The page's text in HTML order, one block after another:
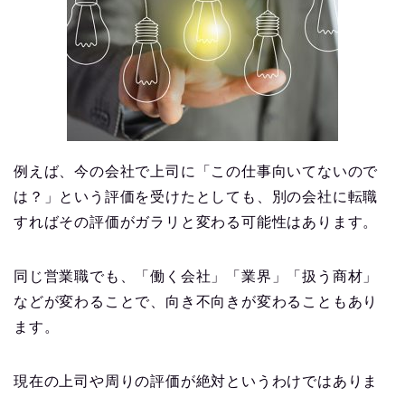
例えば、今の会社で上司に「この仕事向いてないので
は？」という評価を受けたとしても、別の会社に転職
すればその評価がガラリと変わる可能性はあります。
同じ営業職でも、「働く会社」「業界」「扱う商材」
などが変わることで、向き不向きが変わることもあり
ます。
現在の上司や周りの評価が絶対というわけではありま